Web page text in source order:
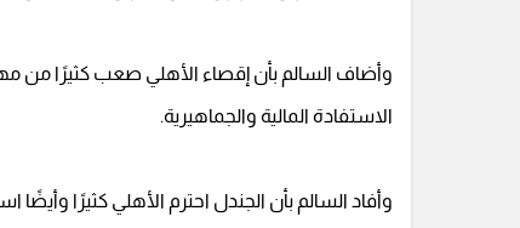
وأضاف السالم بأن إقصاء الأهلي صعب كثيرًا من
الاستفادة المالية والجماهيرية.
وأفاد السالم بأن الجندل احترم الأهلي كثيرًا